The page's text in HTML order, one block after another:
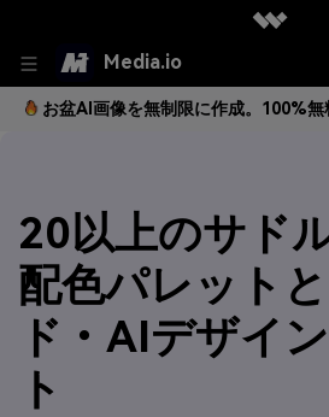
Media.io
お盆AI画像を無制限に作成。100%無
20以上のサド
配色パレット
ド・AIデザイ
ト